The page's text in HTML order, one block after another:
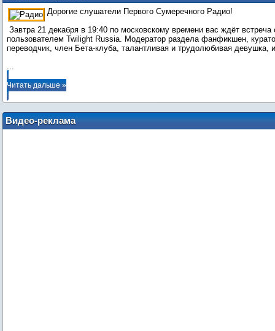
Дорогие слушатели Первого Сумеречного Радио!
Завтра 21 декабря в 19:40 по московскому времени вас ждёт встреча
пользователем Twilight Russia. Модератор раздела фанфикшен,
...
Читать дальше »
Видео-реклама